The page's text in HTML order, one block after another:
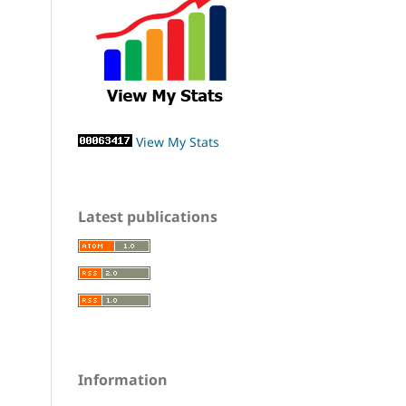
View My Stats
Latest publications
Information